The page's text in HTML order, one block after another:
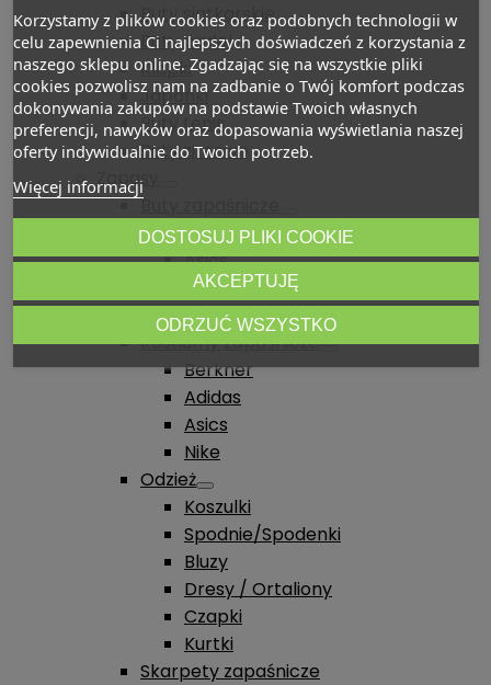
Buty siatkarskie
Buty padel
Klapki
Japonki
Buty tenis
Buty zimowe
Zapasy
Buty zapaśnicze
Adidas
Asics
Nike
RUDIS
Kostiumy zapaśnicze
Berkner
Adidas
Asics
Nike
Odzież
Koszulki
Spodnie/Spodenki
Bluzy
Dresy / Ortaliony
Czapki
Kurtki
Skarpety zapaśnicze
Korzystamy z plików cookies oraz podobnych technologii w
celu zapewnienia Ci najlepszych doświadczeń z korzystania z
naszego sklepu online. Zgadzając się na wszystkie pliki
cookies pozwolisz nam na zadbanie o Twój komfort podczas
dokonywania zakupów na podstawie Twoich własnych
preferencji, nawyków oraz dopasowania wyświetlania naszej
oferty indywidualnie do Twoich potrzeb.
Więcej informacji
DOSTOSUJ PLIKI COOKIE
ODRZUĆ WSZYSTKO
AKCEPTUJĘ